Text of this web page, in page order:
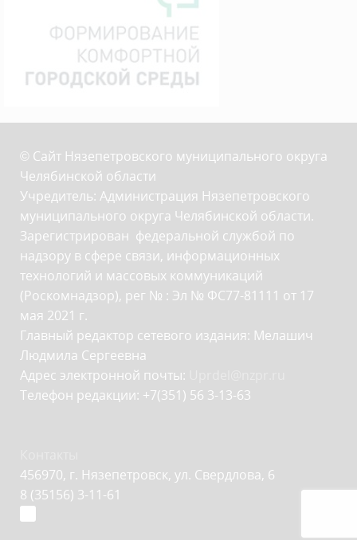
© Сайт Нязепетровского муниципального округа
Челябинской области
Учредитель: Администрация Нязепетровского
муниципального округа Челябинской области.
Зарегистрирован федеральной службой по
надзору в сфере связи, информационных
технологий и массовых коммуникаций
(Роскомнадзор), рег № : Эл № ФС77-81111 от 17
мая 2021 г.
Главный редактор сетевого издания: Мелашич
Людмила Сергеевна
Адрес электронной почты:
Телефон редакции: +7(351) 56 3-13-63
456970, г. Нязепетровск, ул. Свердлова, 6
8 (35156) 3-11-61